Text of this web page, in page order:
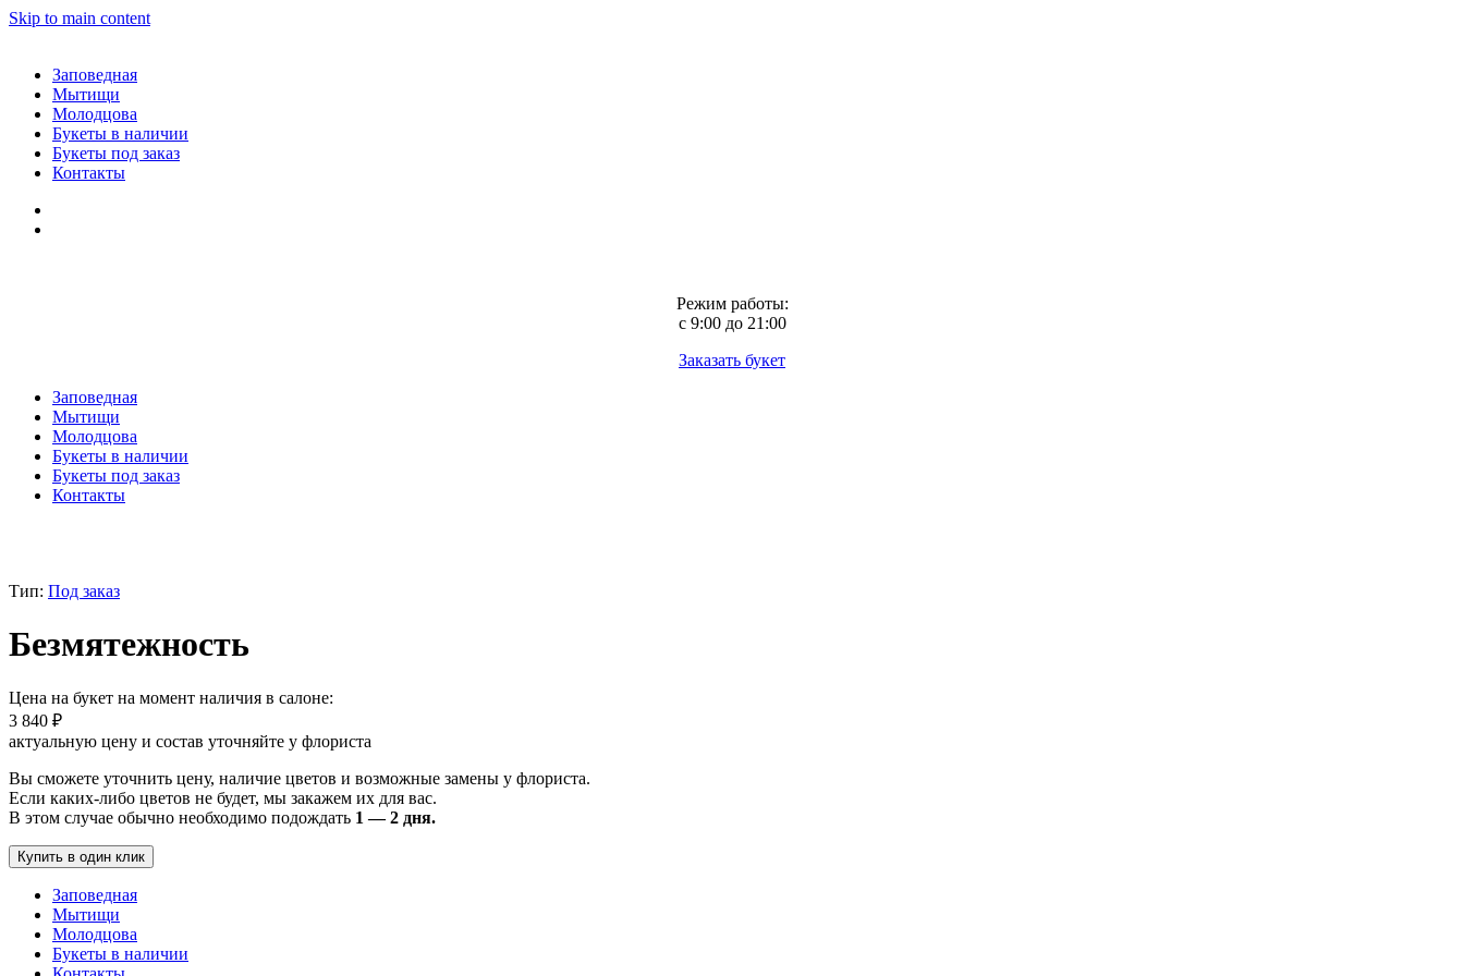
Skip to main content
Заповедная
Мытищи
Молодцова
Букеты в наличии
Букеты под заказ
Контакты
Режим работы:
с 9:00 до 21:00
Заказать букет
Заповедная
Мытищи
Молодцова
Букеты в наличии
Букеты под заказ
Контакты
Тип: Под заказ
Безмятежность
Цена на букет на момент наличия в салоне:
3 840 ₽
актуальную цену и состав уточняйте у флориста
Вы сможете уточнить цену, наличие цветов и возможные замены у флориста.
Если каких-либо цветов не будет, мы закажем их для вас.
В этом случае обычно необходимо подождать 1 — 2 дня.
Купить в один клик
Заповедная
Мытищи
Молодцова
Букеты в наличии